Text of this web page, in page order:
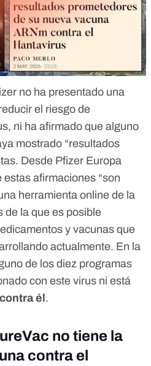
no ha presentado una
el riesgo de
, ni ha afirmado que alguno
mostrado “resultados
Desde Pfizer Europa
estas afirmaciones “son
herramienta online de la
de la que es posible
y vacunas que
actualmente. En la
de los diez programas
con este virus ni está
él.
no tiene la
contra el